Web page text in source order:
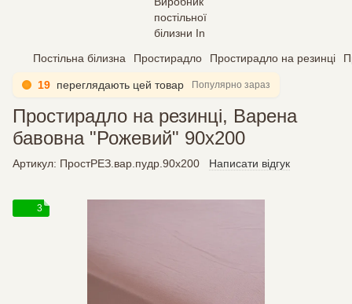
Постільна білизна Простирадло Простирадло на резинці
19 переглядають цей товар Популярно зараз
Простирадло на резинці, Варена
бавовна "Рожевий" 90х200
Артикул: ПростРЕЗ.вар.пудр.90х200 Написати відгук
3